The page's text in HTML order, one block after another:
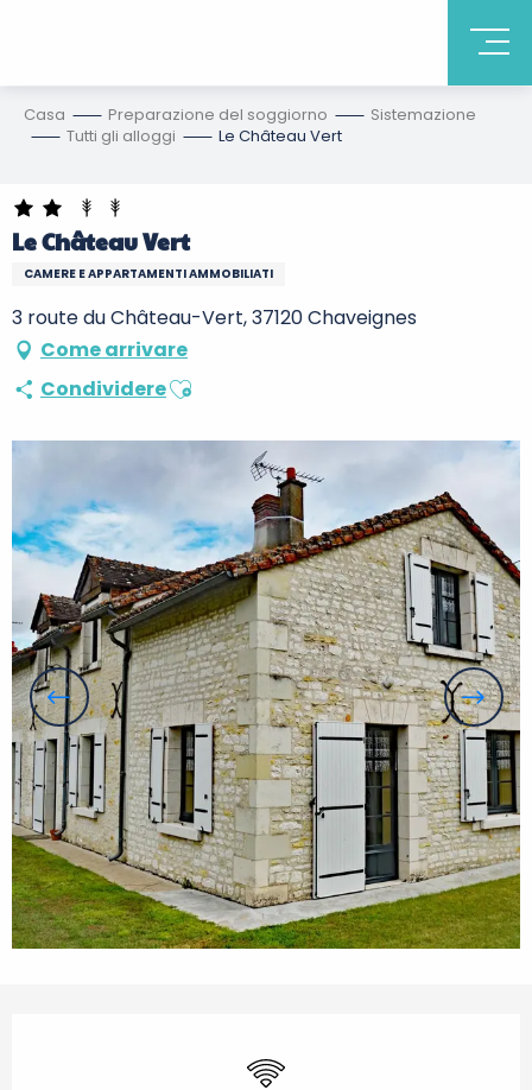
Casa Preparazione del soggiorno
Sistemazione
Tutti gli alloggi
Le Château Vert
Le Château Vert
CAMERE E APPARTAMENTI AMMOBILIATI
3 route du Château-Vert, 37120 Chaveignes
Come arrivare
CondividereAjouter aux favoris
Wi-Fi